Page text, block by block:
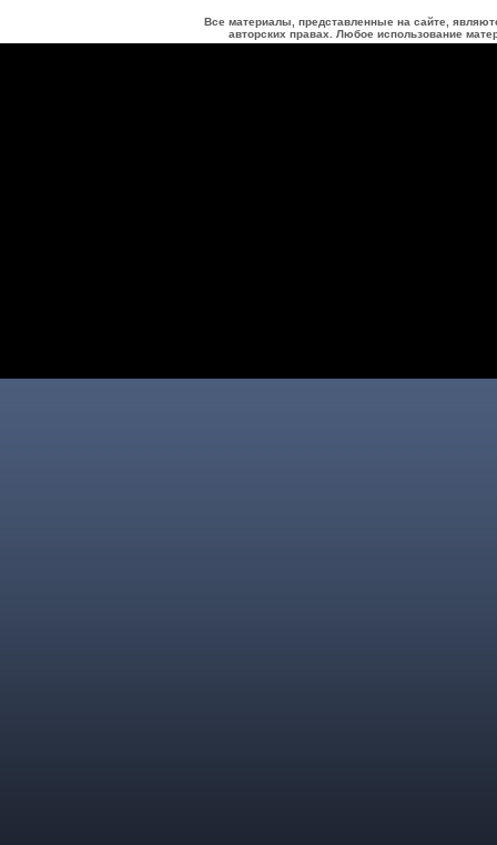
Все материалы, представленные на сайте,
авторских правах. Любое использование